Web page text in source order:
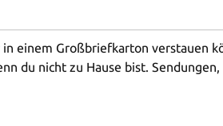
einem Großbriefkarton verstauen
du nicht zu Hause bist.